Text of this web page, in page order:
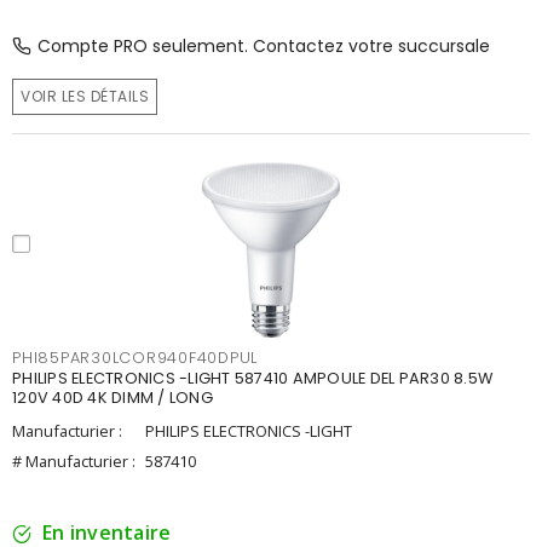
Compte PRO seulement. Contactez votre succursale
VOIR LES DÉTAILS
PHI85PAR30LCOR940F40DPUL
PHILIPS ELECTRONICS -LIGHT 587410 AMPOULE DEL PAR30 8.5W
120V 40D 4K DIMM / LONG
Manufacturier :
PHILIPS ELECTRONICS -LIGHT
# Manufacturier : 587410
En inventaire